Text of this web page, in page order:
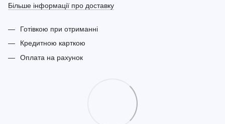
Більше інформації про доставку
Готівкою при отриманні
Кредитною карткою
Оплата на рахунок